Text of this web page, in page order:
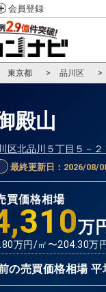
会員登録
東京都 品川区
殿山
区北品川５丁目５－２
最終更新日： 2026/08/
買価格相場
万
万円/㎡〜204.30万
の売買価格相場 平